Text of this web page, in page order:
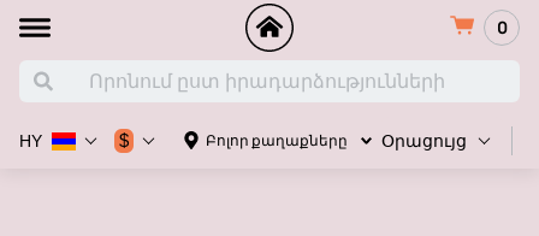
0
Բոլոր քաղաքները Օրացույց
HY $